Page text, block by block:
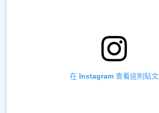
在 Instagram 查看這則貼文